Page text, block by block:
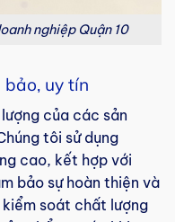
nghiệp Quận 10
uy tín
của các sản
tôi sử dụng
cao, kết hợp với
bảo sự hoàn thiện và
soát chất lượng